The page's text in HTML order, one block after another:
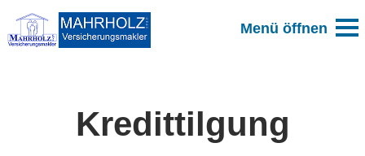
Kredittilgung